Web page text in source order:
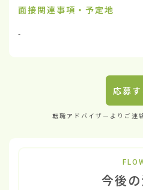
面接関連事項・予定地
-
応募す
転職アドバイザーよりご連
今後